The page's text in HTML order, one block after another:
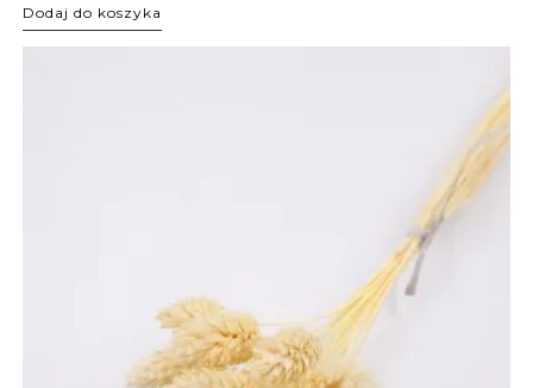
Dodaj do koszyka